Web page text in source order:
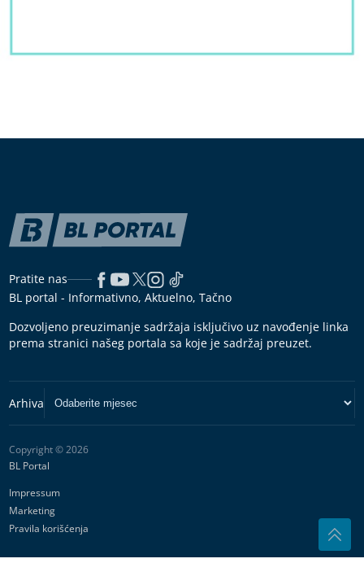
Pratite nas
BL portal - Informativno, Aktuelno, Tačno
Dozvoljeno preuzimanje sadržaja isključivo uz navođenje linka
prema stranici našeg portala sa koje je sadržaj preuzet.
Copyright © 2026
BL Portal
Impressum
Marketing
Pravila korišćenja